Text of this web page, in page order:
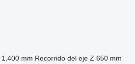
1,400 mm Recorrido del eje Z 650 mm